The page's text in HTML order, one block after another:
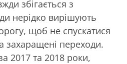
збігається з
нерідко вирішують
щоб не спускатися
захаращені переходи.
2017 та 2018 роки,